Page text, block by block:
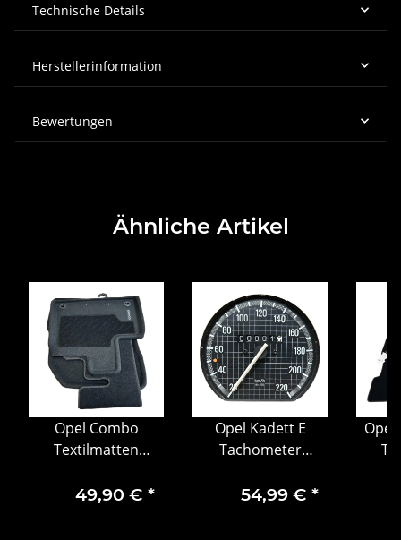
Technische Details
Herstellerinformation
Bewertungen
Ähnliche Artikel
Opel Combo
Textilmatten
1664473280
49,90 € *
Opel Kadett E
Tachometer
25061005
54,99 € *
Opel